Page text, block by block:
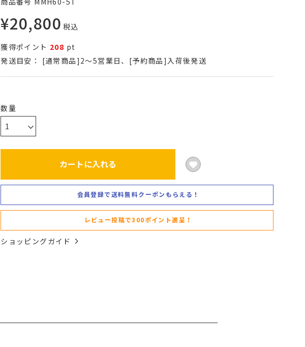
¥20,800 税込
獲得ポイント 208 pt
発送目安：
[通常商品]2～5営業日、[予約商品]入荷後発送
カートに入れる
会員登録で送料無料クーポンもらえる！
レビュー投稿で300ポイント進呈！
ショッピングガイド